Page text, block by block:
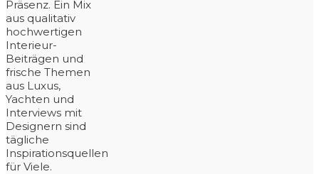
Präsenz. Ein Mix
aus qualitativ
hochwertigen
Interieur-
Beiträgen und
frische Themen
aus Luxus,
Yachten und
Interviews mit
Designern sind
tägliche
Inspirationsquellen
für Viele.